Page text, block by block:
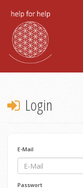
Login
E-Mail
Passwort